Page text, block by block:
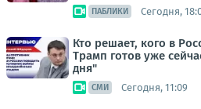
ПАБЛИКИ Сегодня,
Кто решает, кого в
Трамп готов уже
дня"
СМИ Сегодня, 11:09